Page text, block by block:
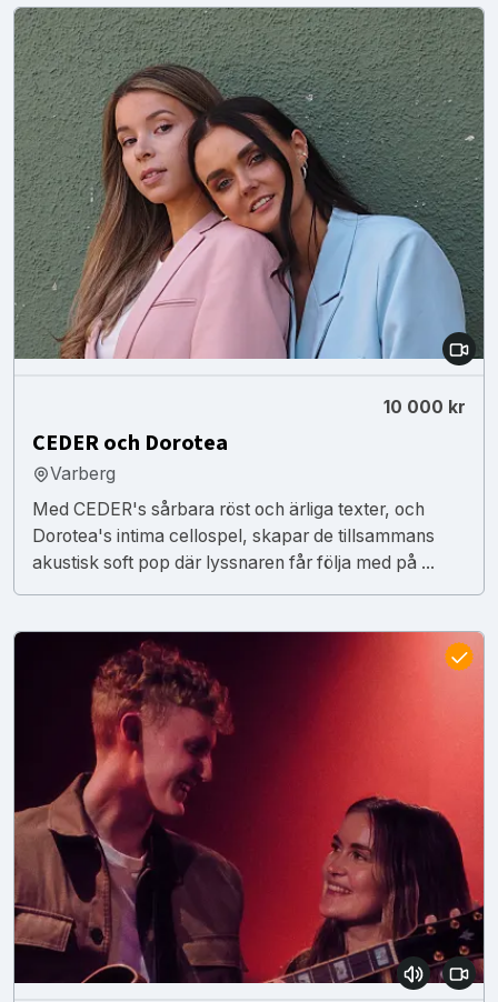
10 000 kr
CEDER och Dorotea
Varberg
Med CEDER's sårbara röst och ärliga texter, och
Dorotea's intima cellospel, skapar de tillsammans
akustisk soft pop där lyssnaren får följa med på ...